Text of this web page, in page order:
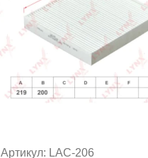
Артикул: LAC-206